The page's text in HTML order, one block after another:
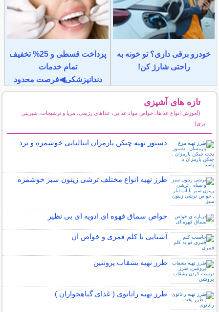
خودرو برقی داری؟ تو خونه به
راحتی شارژ کن!
پرداخت قسطی و 25% تخفیف
تمام خدمات
دندانپزشکی◀فرصت محدود
تازه های آشپزی
(آموزش انواع غذاها، خواص مواد غذایی، غذاهای رژیمی، مربا و ترشیجات، شیرینی
پزی)
دستور تهیه چیکن پارمزان ایتالیایی خوشمزه و ترد
طرز تهیه انواع مختلف ترشی زیتون سبز خوشمزه
خواص سماق قهوه ای ادویه ای بی نظیر
آشنایی با کلم قمری و خواص آن
طرز تهیه بشقاب پروتئین
طرز تهیه راتاتوی ( غذای گیاهخواران )